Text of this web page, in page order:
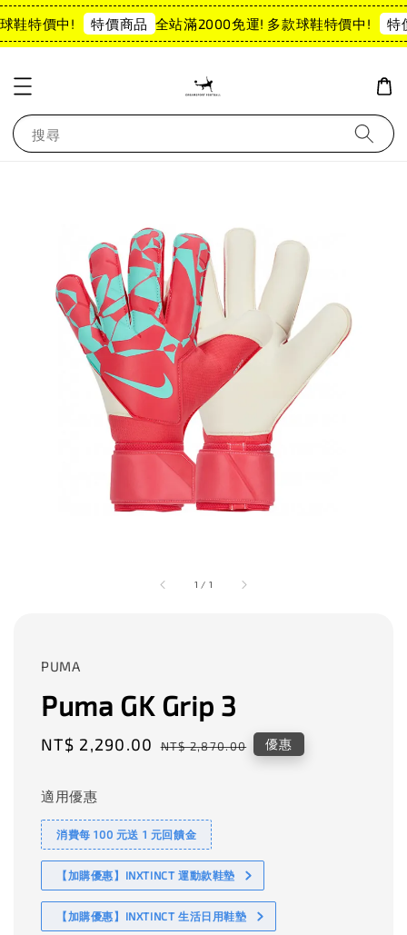
鞋特價中! 特價商品 全站滿2000免運! 多款球鞋特價中! 特
搜尋
1 / 1
PUMA
Puma GK Grip 3
Sale
NT$ 2,290.00 Regular
NT$ 2,870.00 優惠
適用優惠
消費每 100 元送 1 元回饋金
【加購優惠】INXTINCT 運動款鞋墊
【加購優惠】INXTINCT 生活日用鞋墊